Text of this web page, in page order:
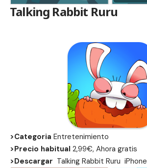
Talking Rabbit Ruru
>Categoria Entretenimiento
>Precio habitual 2,99€, Ahora gratis
>Descargar Talking Rabbit Ruru iPhone